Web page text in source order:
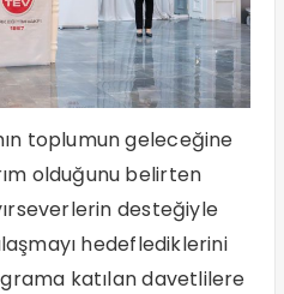
toplumun geleceğine
olduğunu belirten
desteğiyle
hedeflediklerini
katılan davetlilere